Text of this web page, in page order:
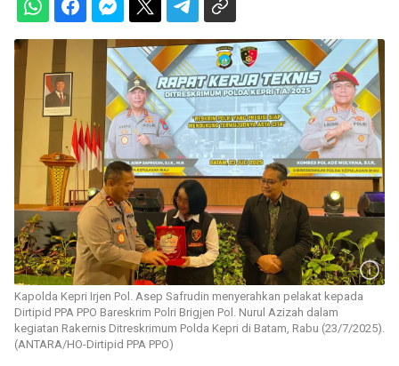
Kapolda Kepri Irjen Pol. Asep Safrudin menyerahkan pelakat kepada
Dirtipid PPA PPO Bareskrim Polri Brigjen Pol. Nurul Azizah dalam
kegiatan Rakernis Ditreskrimum Polda Kepri di Batam, Rabu (23/7/2025).
(ANTARA/HO-Dirtipid PPA PPO)